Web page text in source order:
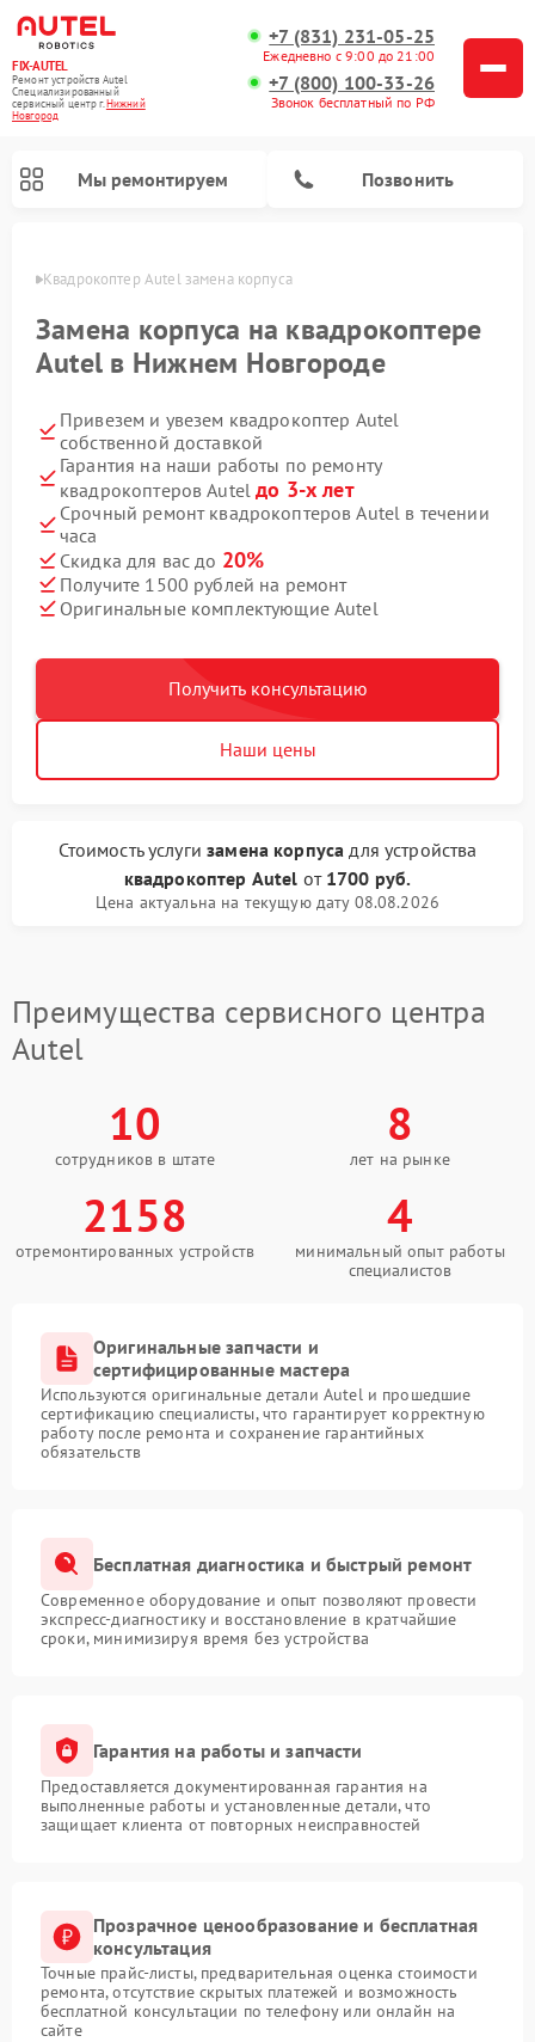
FIX-AUTEL
Ремонт устройств Autel
Специализированный
cервисный центр г.Нижний
Новгород
+7 (831) 231-05-25
Ежедневно с 9:00 до 21:00
+7 (800) 100-33-26
Звонок бесплатный по РФ
Мы ремонтируем Позвонить
Квадрокоптер Autel замена корпуса
Замена корпуса на квадрокоптере
Autel в Нижнем Новгороде
Привезем и увезем квадрокоптер Autel
собственной доставкой
Гарантия на наши работы по ремонту
квадрокоптеров Autelдо 3-х лет
Срочный ремонт квадрокоптеров Autel в течении
часа
Скидка для вас до 20%
Получите 1500 рублей на ремонт
Оригинальные комплектующие Autel
Получить консультацию
Наши цены
Стоимость услугизамена корпуса для устройства
квадрокоптер Autel от 1700 руб.
Цена актуальна на текущую дату 08.08.2026
Преимущества сервисного центра
Autel
10
сотрудников в штате
8
лет на рынке
2158
отремонтированных устройств
4
минимальный опыт работы
специалистов
Оригинальные запчасти и
сертифицированные мастера
Используются оригинальные детали Autel и прошедшие
сертификацию специалисты, что гарантирует корректную
работу после ремонта и сохранение гарантийных
обязательств
Бесплатная диагностика и быстрый ремонт
Современное оборудование и опыт позволяют провести
экспресс-диагностику и восстановление в кратчайшие
сроки, минимизируя время без устройства
Гарантия на работы и запчасти
Предоставляется документированная гарантия на
выполненные работы и установленные детали, что
защищает клиента от повторных неисправностей
Прозрачное ценообразование и бесплатная
консультация
Точные прайс-листы, предварительная оценка стоимости
ремонта, отсутствие скрытых платежей и возможность
бесплатной консультации по телефону или онлайн на
сайте